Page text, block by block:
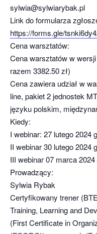
sylwia@sylwiarybak.pl
Link do formularza
https://forms.gle/
Cena warsztatów:
Cena warsztatów w
razem 3382.50 zł)
Cena zawiera udział w
line, pakiet 2 jednostek
języku polskim,
Kiedy:
I webinar: 27 lutego 2024
II webinar 30 lutego 2024
III webinar 07 marca
Prowadzący:
Sylwia Rybak
Certyfikowany trener
Training, Learning and
(First Certificate in